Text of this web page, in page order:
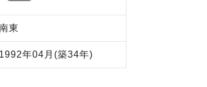
東
1992年04月 (築34年)